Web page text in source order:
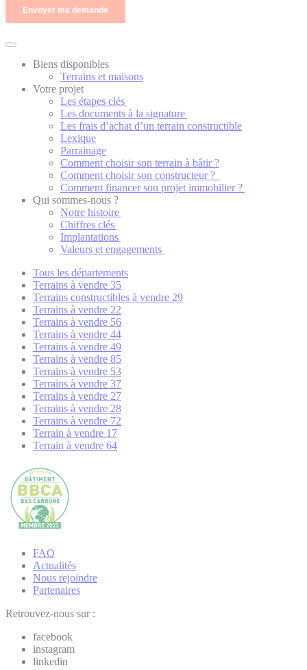
Biens disponibles
Terrains et maisons
Votre projet
Les étapes clés
Les documents à la signature
Les frais d’achat d’un terrain constructible
Lexique
Parrainage
Comment choisir son terrain à bâtir ?
Comment choisir son constructeur ?
Comment financer son projet immobilier ?
Qui sommes-nous ?
Notre histoire
Chiffres clés
Implantations
Valeurs et engagements
Tous les départements
Terrains à vendre 35
Terrains constructibles à vendre 29
Terrains à vendre 22
Terrains à vendre 56
Terrains à vendre 44
Terrains à vendre 49
Terrains à vendre 85
Terrains à vendre 53
Terrains à vendre 37
Terrains à vendre 27
Terrains à vendre 28
Terrains à vendre 72
Terrain à vendre 17
Terrain à vendre 64
FAQ
Actualités
Nous rejoindre
Partenaires
Retrouvez-nous sur :
facebook
instagram
linkedin